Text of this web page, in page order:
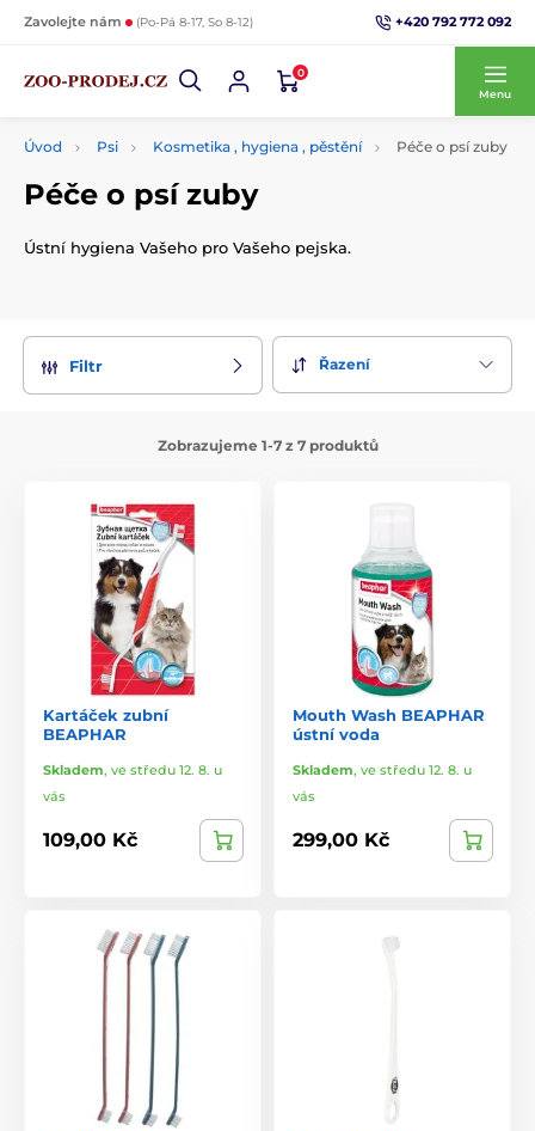
Zavolejte nám (Po-Pá 8-17, So 8-12) +420 792 772 092
0
Menu
Úvod Psi Kosmetika , hygiena , pěstění Péče o psí zuby
Péče o psí zuby
Ústní hygiena Vašeho pro Vašeho pejska.
Filtr Řazení
Zobrazujeme 1-7 z 7 produktů
Kartáček zubní
BEAPHAR
Skladem, ve středu 12. 8. u
vás
109,00 Kč
Mouth Wash BEAPHAR
ústní voda
Skladem, ve středu 12. 8. u
vás
299,00 Kč